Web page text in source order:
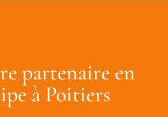
partenaire en
à Poitiers